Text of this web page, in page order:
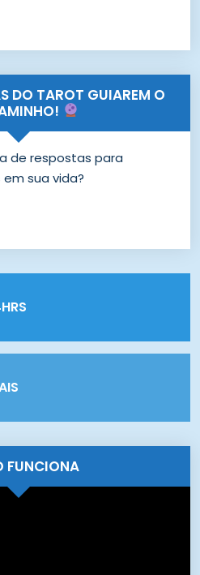
DO TAROT GUIAREM O
de respostas para
sua vida?
FUNCIONA